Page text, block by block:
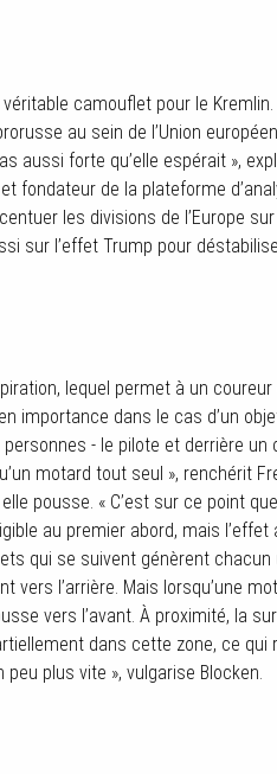
camouflet pour le
au sein de l’Union
aussi forte qu’elle espérait »,
fondateur de la plateforme
les divisions de l’Europe
sur l’effet Trump pour
lequel permet à un
importance dans le cas d’un
- le pilote et derrière
motard tout seul », renchérit
pousse. « C’est sur ce point
au premier abord, mais l’effet
qui se suivent génèrent
l’arrière. Mais lorsqu’une
vers l’avant. À proximité, la
dans cette zone, ce qui
plus vite », vulgarise Blocken.